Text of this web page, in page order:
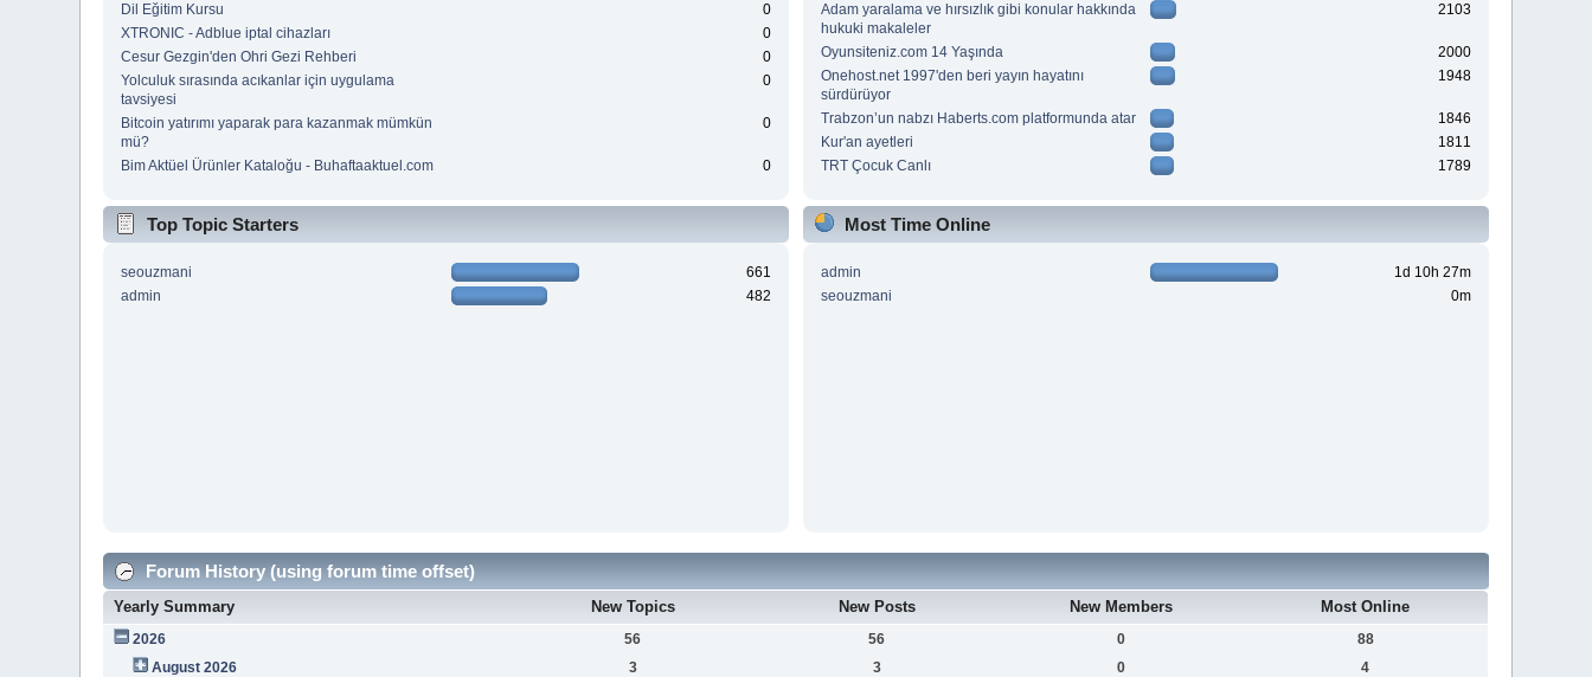
Dil Eğitim Kursu
0
XTRONIC - Adblue iptal cihazları
0
Cesur Gezgin'den Ohri Gezi Rehberi
0
Yolculuk sırasında acıkanlar için uygulama
tavsiyesi
0
Bitcoin yatırımı yaparak para kazanmak mümkün
mü?
0
Bim Aktüel Ürünler Kataloğu - Buhaftaaktuel.com 0
Adam yaralama ve hırsızlık gibi konular hakkında
hukuki makaleler
2103
Oyunsiteniz.com 14 Yaşında
2000
Onehost.net 1997'den beri yayın hayatını
sürdürüyor
1948
Trabzon’un nabzı Haberts.com platformunda atar
1846
Kur'an ayetleri
1811
TRT Çocuk Canlı
1789
Top Topic Starters
seouzmani
661
admin
482
Most Time Online
admin
1d 10h 27m
seouzmani
0m
Forum History (using forum time offset)
Yearly Summary New Topics New Posts New Members Most Online
2026 56 56 0
88
August 2026
3 3 0
4